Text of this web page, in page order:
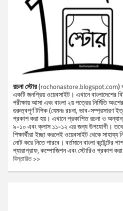
রচনা স্টোর(rochonastore.blogspot.com)
একটি জনপ্রিয় ওয়েবসাইট। এখানে বাংলাদেশের
পরীক্ষায় আসা এবং বাংলা ২য় পত্রের নির্মিতি
গুরুত্বপূর্ণ টপিক (যেমনঃ রচনা, ভাব-সম্প্রসারণ
প্রকাশ করা হয়। এখানে প্রকাশিত রচনা ও
৯-১০ এবং ক্লাস ১১-১২ এর জন্য উপযোগী।
শিক্ষার্থীরা ইচ্ছা করলেই ওয়েবসাইট থেকে সাহায্য
নোট করে নিতে পারবে। বর্তমানে বাংলা কন্টেন্টের
প্যারাগ্রাফ, কম্পোজিশন এবং স্টোরিও প্রকাশ
বিস্তারিত >>